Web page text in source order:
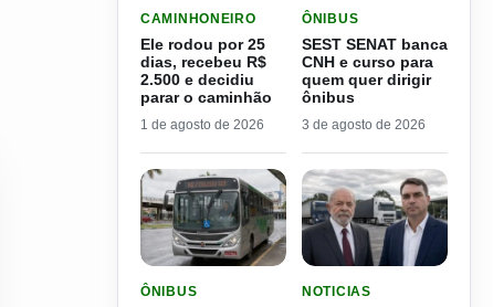
CAMINHONEIRO
Ele rodou por 25
dias, recebeu R$
2.500 e decidiu
parar o caminhão
1 de agosto de 2026
ÔNIBUS
SEST SENAT banca
CNH e curso para
quem quer dirigir
ônibus
3 de agosto de 2026
ÔNIBUS
NOTICIAS